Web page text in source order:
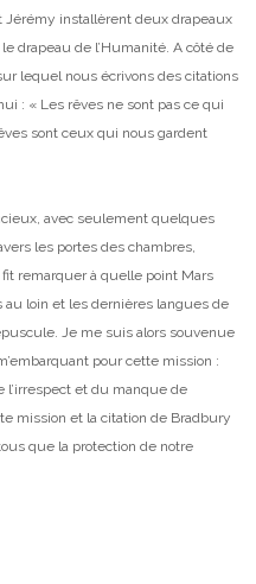
Jérémy installèrent deux drapeaux
drapeau de l’Humanité. A côté de
lequel nous écrivons des citations
: « Les rêves ne sont pas ce qui
sont ceux qui nous gardent
avec seulement quelques
les portes des chambres,
remarquer à quelle point Mars
loin et les dernières langues de
Je me suis alors souvenue
pour cette mission :
l’irrespect et du manque de
mission et la citation de Bradbury
que la protection de notre